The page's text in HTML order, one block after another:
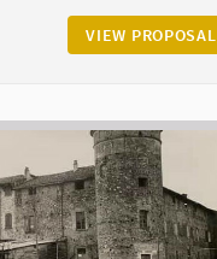
VIEW PROPOSAL